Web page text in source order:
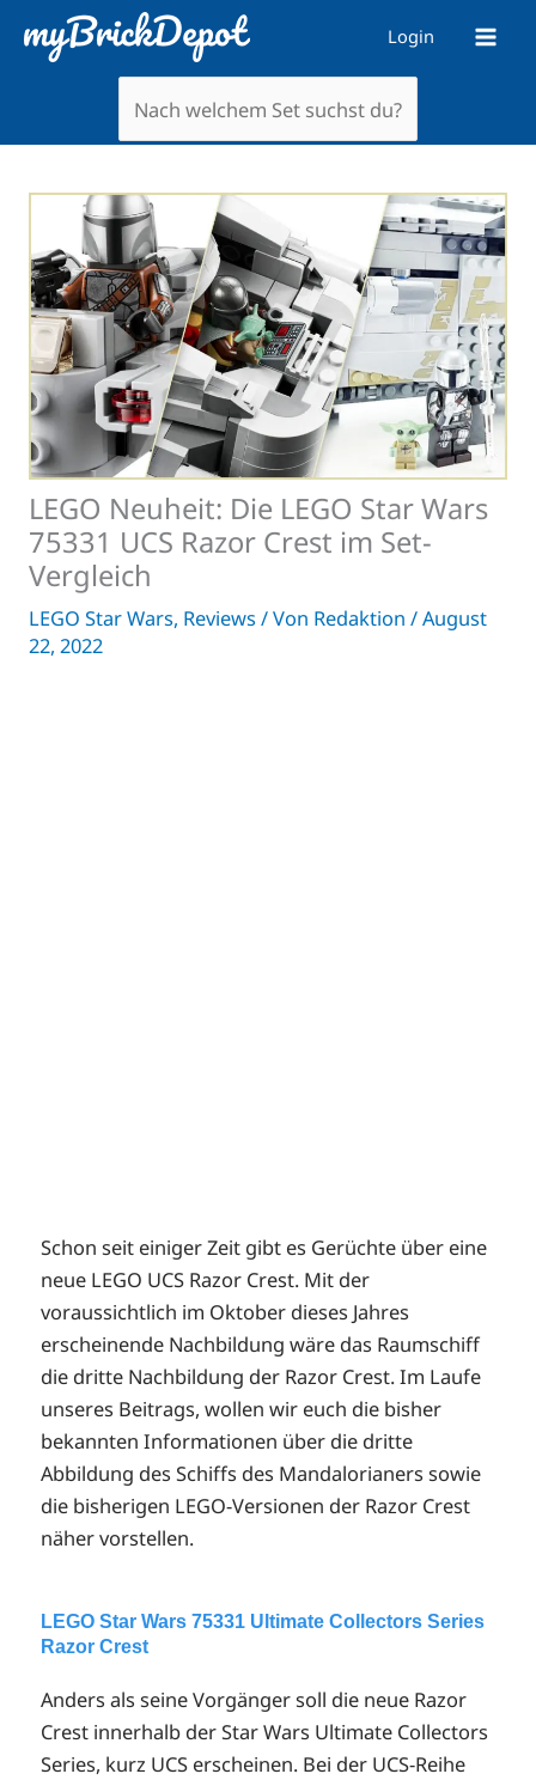
Inhalt
Login
LEGO Neuheit: Die LEGO Star Wars
75331 UCS Razor Crest im Set-
Vergleich
LEGO Star Wars, Reviews / Von Redaktion /August
22, 2022
Schon seit einiger Zeit gibt es Gerüchte über eine
neue LEGO UCS Razor Crest. Mit der
voraussichtlich im Oktober dieses Jahres
erscheinende Nachbildung wäre das Raumschiff
die dritte Nachbildung der Razor Crest. Im Laufe
unseres Beitrags, wollen wir euch die bisher
bekannten Informationen über die dritte
Abbildung des Schiffs des Mandalorianers sowie
die bisherigen LEGO-Versionen der Razor Crest
näher vorstellen.
LEGO Star Wars 75331 Ultimate Collectors Series
Razor Crest
Anders als seine Vorgänger soll die neue Razor
Crest innerhalb der Star Wars Ultimate Collectors
Series, kurz UCS erscheinen. Bei der UCS-Reihe